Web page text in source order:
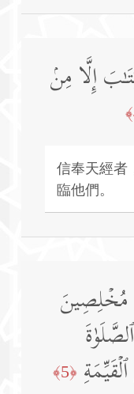
إِلَّا مِنۢ
信奉天經者
臨他們。
مُخۡلِصِینَ
﴿5﴾